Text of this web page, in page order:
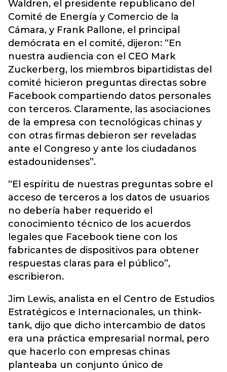
Waldren, el presidente republicano del
Comité de Energía y Comercio de la
Cámara, y Frank Pallone, el principal
demócrata en el comité, dijeron: “En
nuestra audiencia con el CEO Mark
Zuckerberg, los miembros bipartidistas del
comité hicieron preguntas directas sobre
Facebook compartiendo datos personales
con terceros. Claramente, las asociaciones
de la empresa con tecnológicas chinas y
con otras firmas debieron ser reveladas
ante el Congreso y ante los ciudadanos
estadounidenses”.
“El espíritu de nuestras preguntas sobre el
acceso de terceros a los datos de usuarios
no debería haber requerido el
conocimiento técnico de los acuerdos
legales que Facebook tiene con los
fabricantes de dispositivos para obtener
respuestas claras para el público”,
escribieron.
Jim Lewis, analista en el Centro de Estudios
Estratégicos e Internacionales, un think-
tank, dijo que dicho intercambio de datos
era una práctica empresarial normal, pero
que hacerlo con empresas chinas
planteaba un conjunto único de